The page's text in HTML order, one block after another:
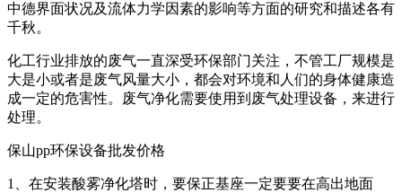
中德界面状况及流体力学因素的影响等方面的研究和描述各有
千秋。
化工行业排放的废气一直深受环保部门关注，不管工厂规模是
大是小或者是废气风量大小，都会对环境和人们的身体健康造
成一定的危害性。废气净化需要使用到废气处理设备，来进行
处理。
保山pp环保设备批发价格
1、在安装酸雾净化塔时，要保正基座一定要要在高出地面